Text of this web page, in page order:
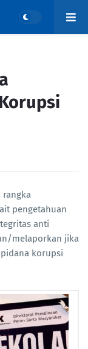
rangka
pengetahuan
anti
melaporkan jika
korupsi